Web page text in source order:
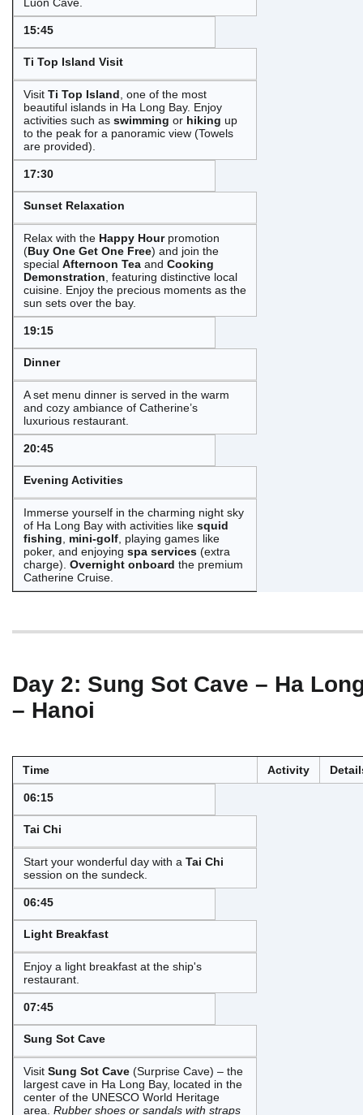
15:45
Ti Top Island Visit
Visit Ti Top Island , one of the most
beautiful islands in Ha Long Bay. Enjoy
activities such as swimming or hiking up
to the peak for a panoramic view (Towels
are provided).
17:30
Sunset Relaxation
Relax with the Happy Hourpromotion
(Buy One Get One Free) and join the
special Afternoon Tea and Cooking
Demonstration , featuring distinctive local
cuisine. Enjoy the precious moments as the
sun sets over the bay.
19:15
Dinner
A set menu dinner is served in the warm
and cozy ambiance of Catherine’s
luxurious restaurant.
20:45
Evening Activities
Immerse yourself in the charming night sky
of Ha Long Bay with activities like squid
fishing
mini-golf , playing games like
poker, and enjoying spa services (extra
charge). Overnight onboard the premium
Catherine Cruise.
Day 2: Sung Sot Cave – Ha
– Hanoi
Time Activity
06:15
Tai Chi
Start your wonderful day with a Tai Chi
session on the sundeck.
06:45
Light Breakfast
Enjoy a light breakfast at the ship's
restaurant.
07:45
Sung Sot Cave
Visit Sung Sot Cave (Surprise Cave) – the
largest cave in Ha Long Bay, located in the
center of the UNESCO World Heritage
area. Rubber shoes or sandals with straps